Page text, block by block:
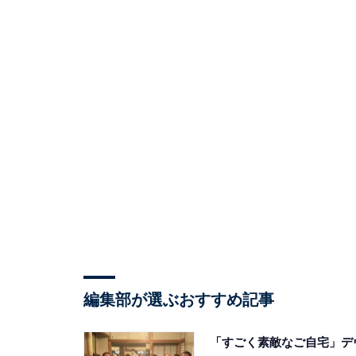
編集部が選ぶおすすめ記事
「すごく素敵なご自宅」デ